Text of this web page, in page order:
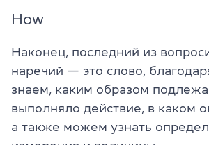
How
Наконец, последний из
наречий — это слово,
знаем, каким образом
выполняло действие, в каком
а также можем узнать